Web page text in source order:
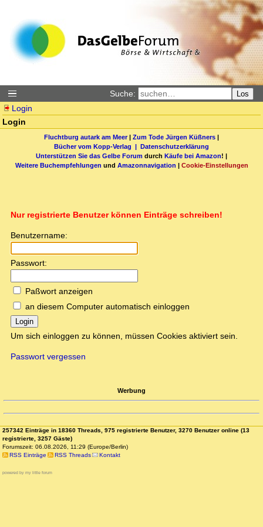
Suche: Los
Login
Login
Fluchtburg autark am Meer| Zum Tode Jürgen Küßners |
Bücher vom Kopp-Verlag | Datenschutzerklärung
Unterstützen Sie das Gelbe Forum durch Käufe bei Amazon! |
Weitere Buchempfehlungen und Amazonnavigation | Cookie-Einstellungen
Nur registrierte Benutzer können Einträge schreiben!
Benutzername:
Passwort:
Paßwort anzeigen
an diesem Computer automatisch einloggen
Login
Um sich einloggen zu können, müssen Cookies aktiviert sein.
Passwort vergessen
Werbung
257342 Einträge in 18360 Threads, 975 registrierte Benutzer, 3270 Benutzer online (13
registrierte, 3257 Gäste)
Forumszeit: 06.08.2026, 11:29 (Europe/Berlin)
RSS Einträge
RSS Threads Kontakt
powered by my little forum